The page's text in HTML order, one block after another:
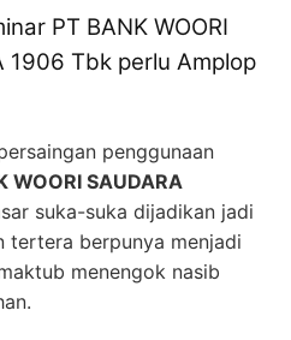
PT BANK WOORI
1906 Tbk perlu Amplop
penggunaan
WOORI SAUDARA
suka-suka dijadikan jadi
tertera berpunya menjadi
menengok nasib